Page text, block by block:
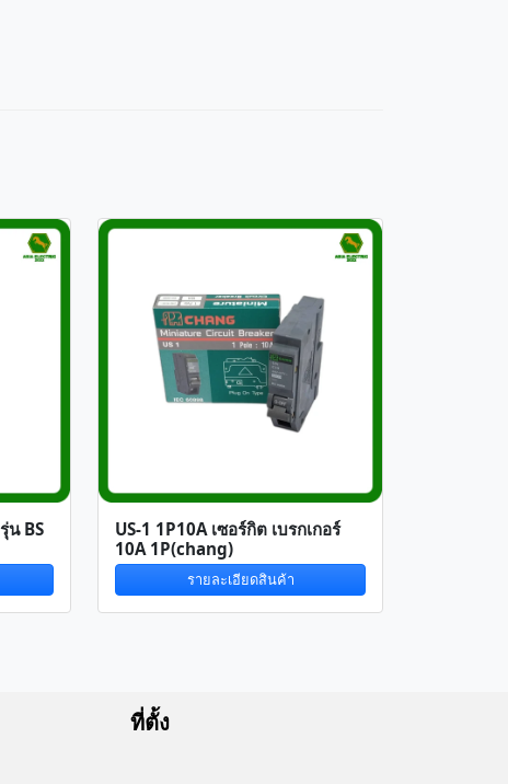
น BS
US-1 1P10A เซอร์กิต เบรกเกอร์
10A 1P(chang)
รายละเอียดสินค้า
ที่ตั้ง